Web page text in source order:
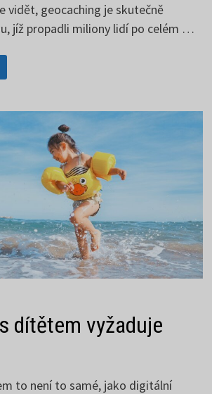
vidět, geocaching je skutečně
jíž propadli miliony lidí po celém …
dítětem vyžaduje
to není to samé, jako digitální